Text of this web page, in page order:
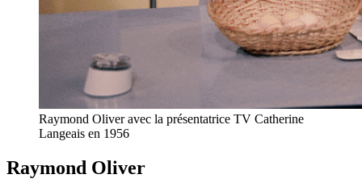
Raymond Oliver avec la présentatrice TV Catherine
Langeais en 1956
Raymond Oliver